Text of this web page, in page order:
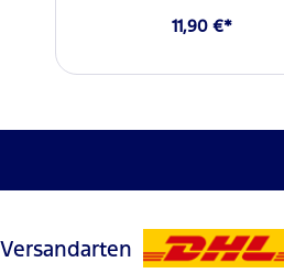
11,90 €*
Versandarten